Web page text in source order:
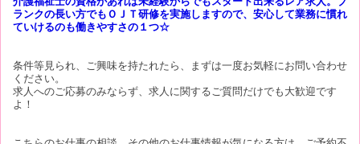
ランクの長い方でもＯＪＴ研修を実施しますので、安心して業務に慣れ
ていけるのも働きやすさの１つ☆
条件等見られ、ご興味を持たれたら、まずは一度お気軽にお問い合わせ
ください。
求人へのご応募のみならず、求人に関するご質問だけでも大歓迎です
よ！